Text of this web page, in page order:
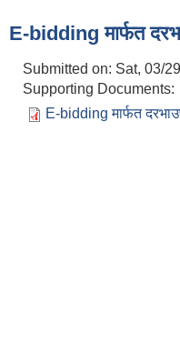
E-bidding मार्फत
Submitted on: Sat, 03/
Supporting Documents:
E-bidding मार्फत